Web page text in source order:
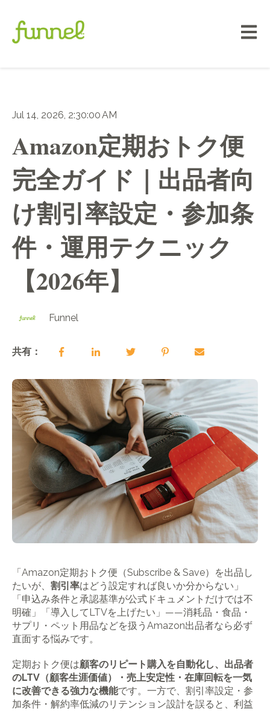
メイ
Jul 14, 2026, 2:30:00 AM
Amazon定期おトク便
完全ガイド｜出品者向
け割引率設定・参加条
件・運用テクニック
【2026年】
Funnel
共有：
「Amazon定期おトク便（Subscribe & Save）を出品し
たいが、 割引率はどう設定すれば良いか分からない」
「申込み条件と承認基準が公式ドキュメントだけでは不
明確」「導入してLTVを上げたい」――消耗品・食品・
サプリ・ペット用品などを扱うAmazon出品者なら必ず
直面する悩みです。
定期おトク便は顧客のリピート購入を自動化し、出品者
のLTV（顧客生涯価値）・売上安定性・在庫回転を一気
に改善できる強力な機能です。一方で、割引率設定・参
加条件・解約率低減のリテンション設計を誤ると、利益